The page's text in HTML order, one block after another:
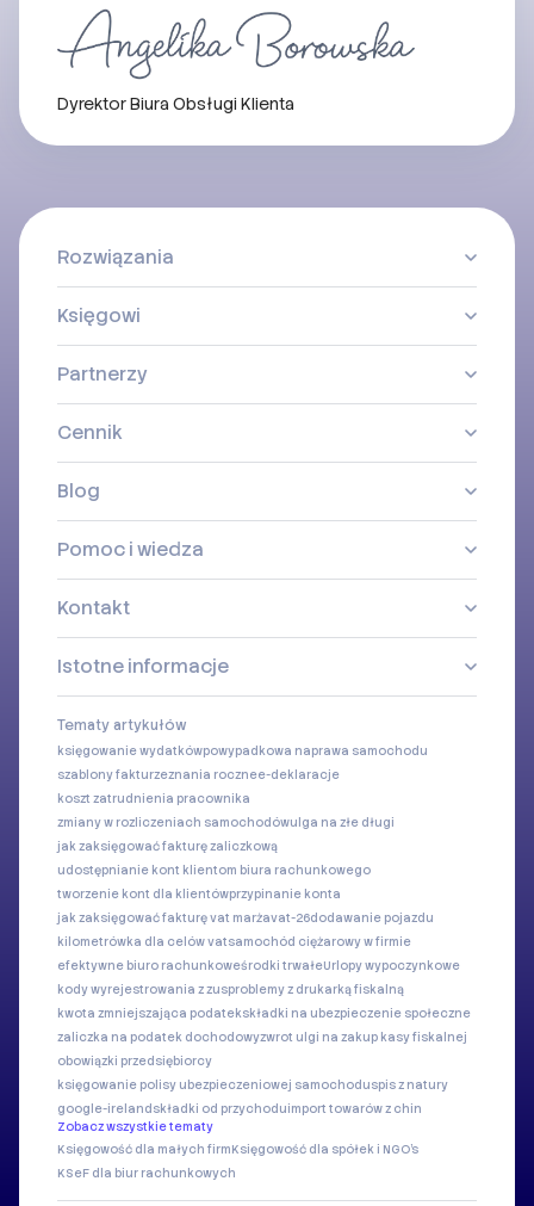
Dyrektor Biura Obsługi Klienta
Rozwiązania
Księgowi
Partnerzy
Cennik
Blog
Pomoc i wiedza
Kontakt
Istotne informacje
Tematy artykułów
księgowanie wydatkówpowypadkowa naprawa samochodu
szablony fakturzeznania rocznee-deklaracje
koszt zatrudnienia pracownika
zmiany w rozliczeniach samochodówulga na złe długi
jak zaksięgować fakturę zaliczkową
udostępnianie kont klientom biura rachunkowego
tworzenie kont dla klientówprzypinanie konta
jak zaksięgować fakturę vat marżavat-26dodawanie pojazdu
kilometrówka dla celów vatsamochód ciężarowy w firmie
efektywne biuro rachunkoweśrodki trwałeUrlopy wypoczynkowe
kody wyrejestrowania z zusproblemy z drukarką fiskalną
kwota zmniejszająca podatekskładki na ubezpieczenie społeczne
zaliczka na podatek dochodowyzwrot ulgi na zakup kasy fiskalnej
obowiązki przedsiębiorcy
księgowanie polisy ubezpieczeniowej samochoduspis z natury
google-irelandskładki od przychoduimport towarów z chin
Zobacz wszystkie tematy
Księgowość dla małych firmKsięgowość dla spółek i NGO's
KSeF dla biur rachunkowych